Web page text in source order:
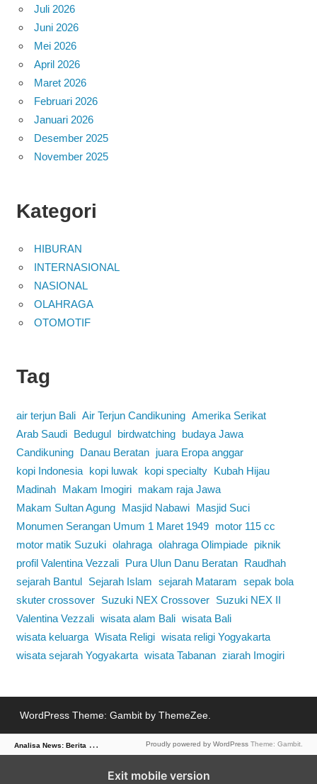
Juli 2026
Juni 2026
Mei 2026
April 2026
Maret 2026
Februari 2026
Januari 2026
Desember 2025
November 2025
Kategori
HIBURAN
INTERNASIONAL
NASIONAL
OLAHRAGA
OTOMOTIF
Tag
air terjun Bali Air Terjun Candikuning Amerika Serikat
Arab Saudi
Bedugul birdwatching
budaya Jawa
Candikuning
Danau Beratan
juara Eropa anggar
kopi Indonesia
kopi luwak kopi specialty
Kubah Hijau
Madinah
Makam Imogiri
makam raja Jawa
Makam Sultan Agung
Masjid Nabawi
Masjid Suci
Monumen Serangan Umum 1 Maret 1949
motor 115 cc
motor matik Suzuki olahraga olahraga Olimpiade
piknik
profil Valentina Vezzali
Pura Ulun Danu Beratan
Raudhah
sejarah Bantul
Sejarah Islam sejarah Mataram sepak bola
skuter crossover
Suzuki NEX Crossover
Suzuki NEX II
Valentina Vezzali wisata alam Bali wisata Bali
wisata keluarga Wisata Religi wisata religi Yogyakarta
wisata sejarah Yogyakarta wisata Tabanan ziarah Imogiri
WordPress Theme: Gambit by ThemeZee.
A
nalisa News: Berita Dalam Sudut Pandang Tajam Proudly powered by WordPress Theme: Gambit.
Exit mobile version